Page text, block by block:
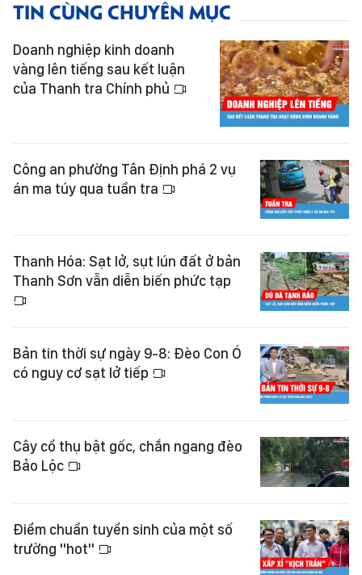
TIN CÙNG CHUYÊN MỤC
Doanh nghiệp kinh doanh
vàng lên tiếng sau kết luận
của Thanh tra Chính phủ
Công an phường Tân Định phá 2 vụ
án ma túy qua tuần tra
Thanh Hóa: Sạt lở, sụt lún đất ở bản
Thanh Sơn vẫn diễn biến phức tạp
Bản tin thời sự ngày 9-8: Đèo Con Ó
có nguy cơ sạt lở tiếp
Cây cổ thụ bật gốc, chắn ngang đèo
Bảo Lộc
Điểm chuẩn tuyển sinh của một số
trường "hot"